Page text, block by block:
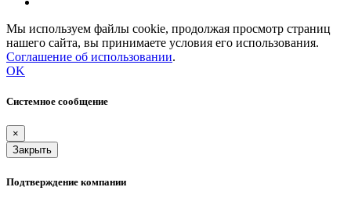
Мы используем файлы cookie, продолжая просмотр страниц
нашего сайта, вы принимаете условия его использования.
Соглашение об использовании.
OK
Системное сообщение
×
Закрыть
Подтверждение компании